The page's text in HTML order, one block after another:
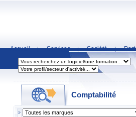
Accueil | Services | Société |
Comptabilité